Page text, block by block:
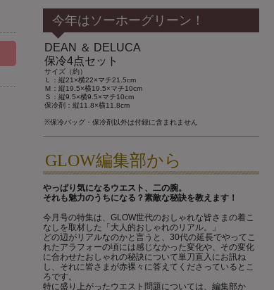
今年はソーホーグリーン！
DEAN ＆ DELUCA
保冷4点セット
サイズ（約）
Ｌ：縦21×横22×マチ21.5cm
Ｍ：縦19.5×横19.5×マチ10cm
Ｓ：縦9.5×横9.5×マチ10cm
保冷剤：縦11.8×横11.8cm
※保冷バッグ・保冷剤以外は付録に含まれません
GLOW編集部から
やっぱり気になるウエスト、二の腕。
それも魅力のうちになる？素敵な秘訣を教えます！
今月号の特集は、GLOW世代のおしゃれな皆さまの着こ
なしを取材した「大人的おしゃれのリアル。」
どの辺がリアルなのかと言うと、30代の延長でやってこ
れたアラフォーの頃には感じなかった変化や、その変化
に合わせたおしゃれの秘訣について単刀直入にお訊ね
し、それに皆さまが赤裸々に答えてくださっているとこ
ろです。
特に盛り上がったウエスト問題については、編集部か